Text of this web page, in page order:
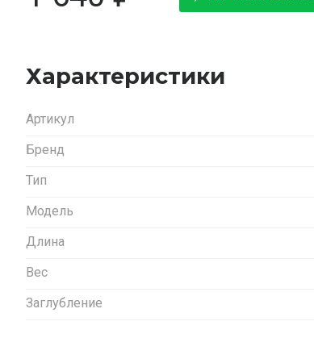
Характеристики
Артикул
Бренд
Тип
Модель
Длина
Вес
Заглубление